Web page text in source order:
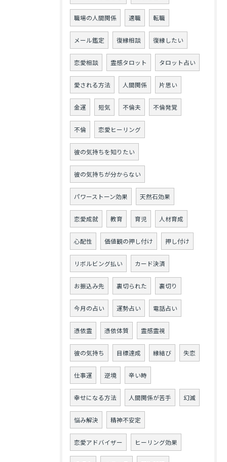
職場の人間関係 適職 転職
メール鑑定 復縁相談 復縁したい
恋愛相談 霊感タロット タロット占い
愛される方法 人間関係 片思い
金運 短気 不倫夫 不倫発覚
不倫 恋愛ヒーリング
彼の気持ちを知りたい
彼の気持ちが分からない
パワーストーン効果 天然石効果
恋愛成就 教育 育児 人材育成
心配性 価値観の押し付け 押し付け
リボルビング払い カード決済
お振込み先 裏切られた 裏切り
今月の占い 運勢占い 電話占い
憑依霊 憑依体質 霊感霊視
彼の気持ち 目標達成 縁結び 失恋
仕事運 逆境 辛い時
幸せになる方法 人間関係が苦手 幻滅
悩み解決 精神不安定
恋愛アドバイザー ヒーリング効果